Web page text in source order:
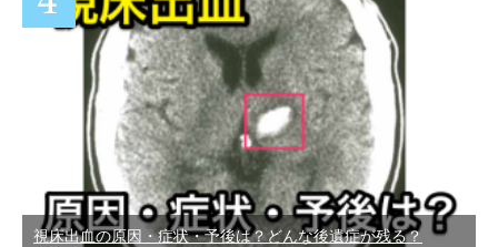
視床出血の原因・症状・予後は？どんな後遺症が残る？